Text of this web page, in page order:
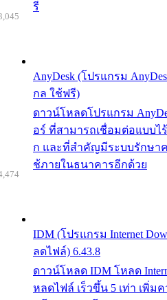
รี
AnyDesk (โปรแกรม
กล ใช้ฟรี)
ดาวน์โหลดโปรแกรม
อร์ ที่สามารถเชื่อมต่อแบบไ
ก และที่สำคัญมีระบบรักษา
ช้ภายในธนาคารอีกด้วย
IDM (โปรแกรม Internet
ลดไฟล์) 6.43.8
ดาวน์โหลด IDM โหลด
หลดไฟล์ เร็วขึ้น 5 เท่า เพิ่ม